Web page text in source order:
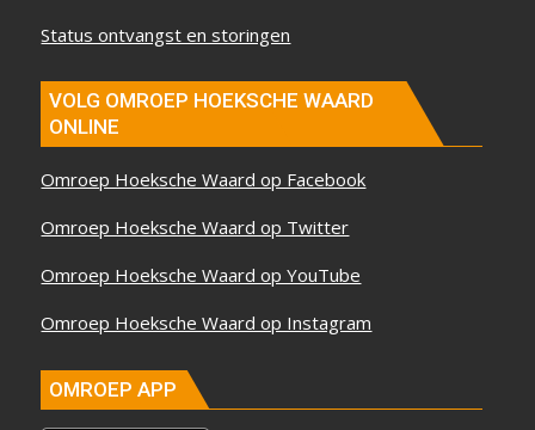
Status ontvangst en storingen
VOLG OMROEP HOEKSCHE WAARD
ONLINE
Omroep Hoeksche Waard op Facebook
Omroep Hoeksche Waard op Twitter
Omroep Hoeksche Waard op YouTube
Omroep Hoeksche Waard op Instagram
OMROEP APP